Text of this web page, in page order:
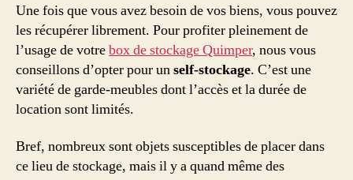
Une fois que vous avez besoin de vos biens, vous pouvez
les récupérer librement. Pour profiter pleinement de
l’usage de votrebox de stockage Quimper, nous vous
conseillons d’opter pour unself-stockage. C’est une
variété de garde-meubles dont l’accès et la durée de
location sont limités.
Bref, nombreux sont objets susceptibles de placer dans
ce lieu de stockage, mais il y a quand même des